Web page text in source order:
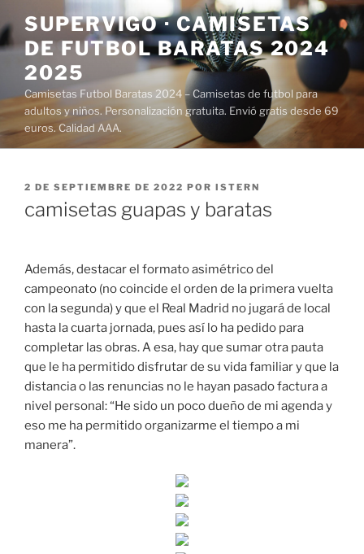
al
contenido
SUPERVIGO · CAMISETAS
DE FUTBOL BARATAS 2024
2025
Camisetas Futbol Baratas 2024 – Camisetas de futbol para
adultos y niños. Personalización gratuita. Envió gratis desde 69
euros. Calidad AAA.
PUBLICADO
2 DE SEPTIEMBRE DE 2022 POR ISTERN
camisetas guapas y baratas
Además, destacar el formato asimétrico del
campeonato (no coincide el orden de la primera vuelta
con la segunda) y que el Real Madrid no jugará de local
hasta la cuarta jornada, pues así lo ha pedido para
completar las obras. A esa, hay que sumar otra pauta
que le ha permitido disfrutar de su vida familiar y que la
distancia o las renuncias no le hayan pasado factura a
nivel personal: “He sido un poco dueño de mi agenda y
eso me ha permitido organizarme el tiempo a mi
manera”.